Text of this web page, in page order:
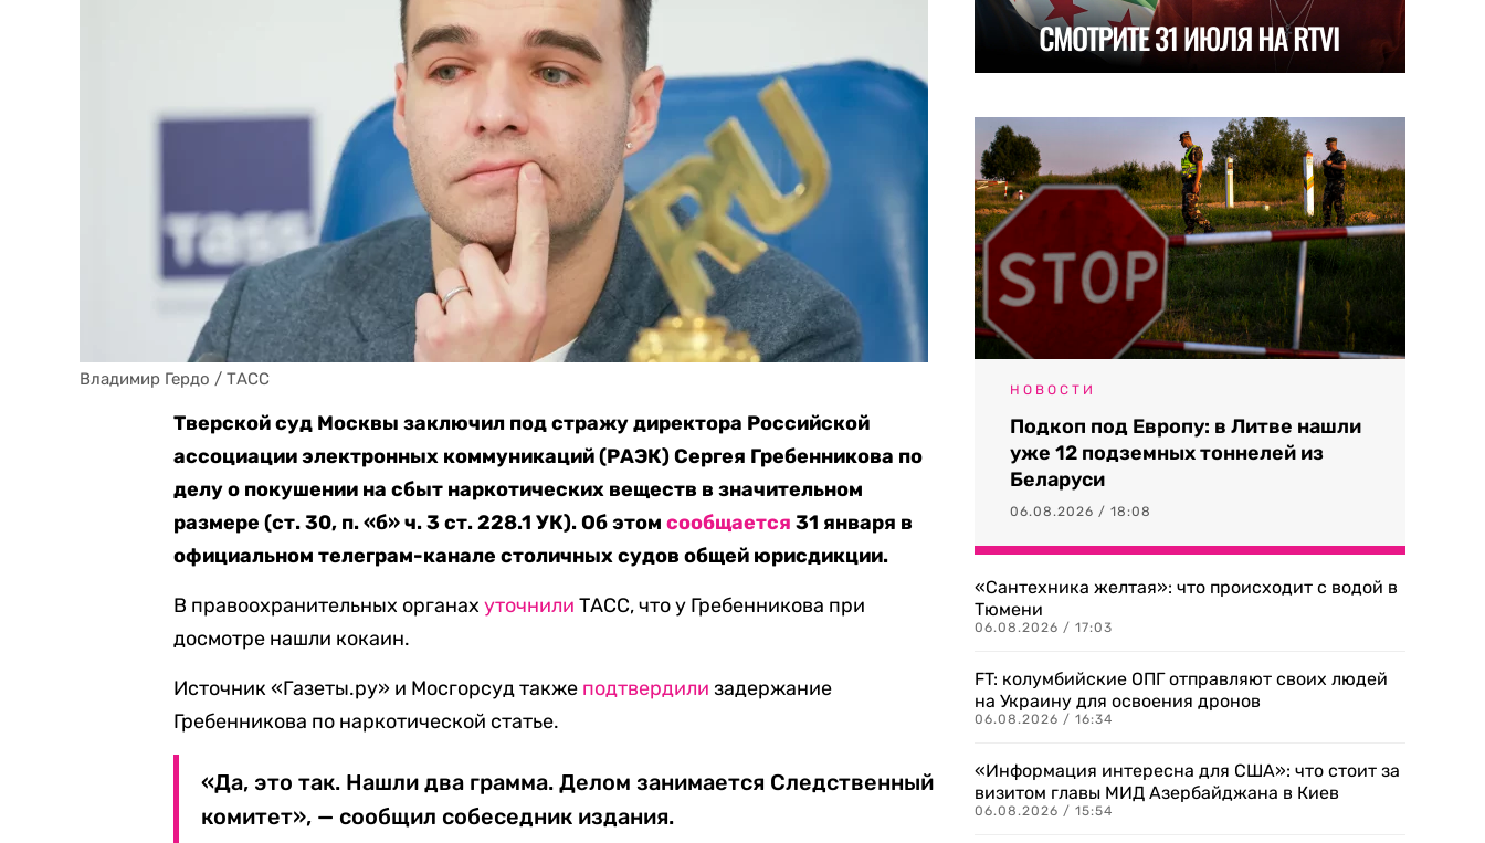
Владимир Гердо / ТАСС
Тверской суд Москвы заключил под стражу директора Российской
ассоциации электронных коммуникаций (РАЭК) Сергея Гребенникова по
делу о покушении на сбыт наркотических веществ в значительном
размере (ст. 30, п. «б» ч. 3 ст. 228.1 УК). Об этомсообщается 31 января в
официальном телеграм-канале столичных судов общей юрисдикции.
В правоохранительных органахуточнили ТАСС, что у Гребенникова при
досмотре нашли кокаин.
Источник «Газеты.ру» и Мосгорсуд также подтвердили задержание
Гребенникова по наркотической статье.
«Да, это так. Нашли два грамма. Делом занимается Следственный
комитет», — сообщил собеседник издания.
НОВОСТИ
Подкоп под Европу: в Литве нашли
уже 12 подземных тоннелей из
Беларуси
06.08.2026 / 18:08
«Сантехника желтая»: что происходит с водой в
Тюмени
06.08.2026 / 17:03
FT: колумбийские ОПГ отправляют своих людей
на Украину для освоения дронов
06.08.2026 / 16:34
«Информация интересна для США»: что стоит за
визитом главы МИД Азербайджана в Киев
06.08.2026 / 15:54